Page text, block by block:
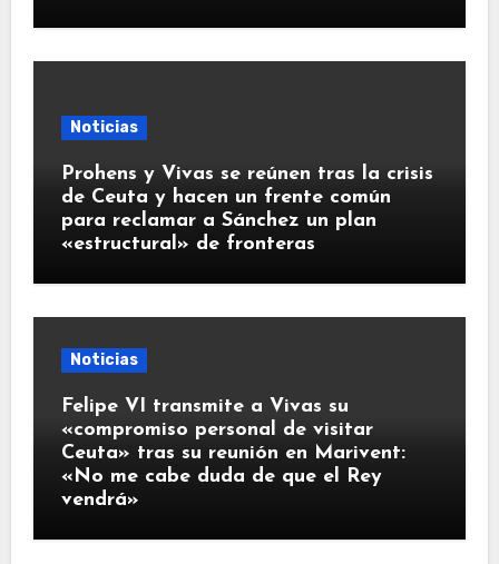
Noticias
Prohens y Vivas se reúnen tras la crisis
de Ceuta y hacen un frente común
para reclamar a Sánchez un plan
«estructural» de fronteras
Noticias
Felipe VI transmite a Vivas su
«compromiso personal de visitar
Ceuta» tras su reunión en Marivent:
«No me cabe duda de que el Rey
vendrá»